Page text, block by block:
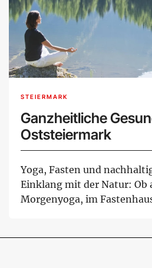
STEIERMARK
Ganzheitliche
Oststeiermark
Yoga, Fasten und
Einklang mit der Natur: Ob
Morgenyoga, im